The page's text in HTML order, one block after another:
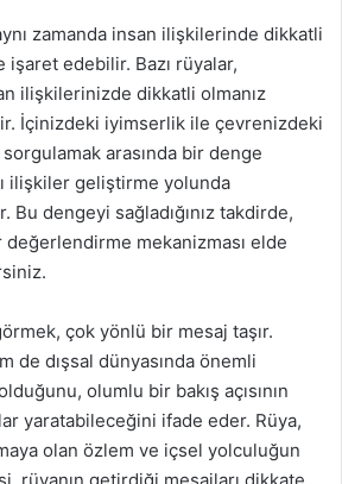
zamanda insan ilişkilerinde dikkatli
işaret edebilir. Bazı rüyalar,
ilişkilerinizde dikkatli olmanız
İçinizdeki iyimserlik ile çevrenizdeki
arasında bir denge
ilişkiler geliştirme yolunda
dengeyi sağladığınız takdirde,
mekanizması elde
çok yönlü bir mesaj taşır.
de dışsal dünyasında önemli
olumlu bir bakış açısının
yaratabileceğini ifade eder. Rüya,
olan özlem ve içsel yolculuğun